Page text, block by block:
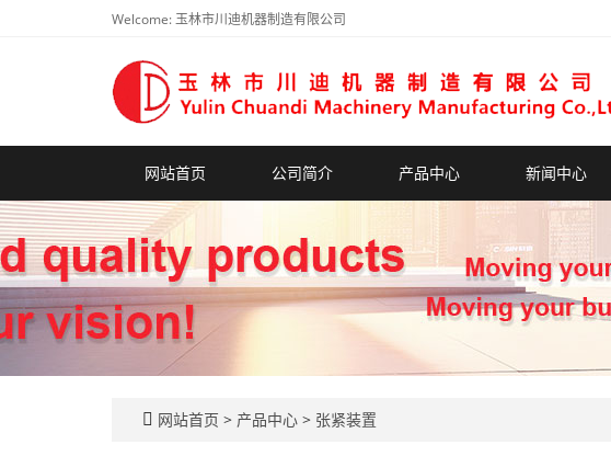
Welcome: 玉林市川迪机器制造有限公司
网站首页 公司简介 产品中心 新闻中心
网站首页 > 产品中心 > 张紧装置